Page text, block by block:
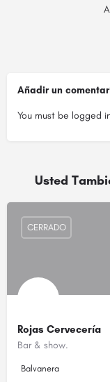
Añadir un
You must be logged
Usted
Rojas Cervecería
Bar & show.
Balvanera
CERRADO